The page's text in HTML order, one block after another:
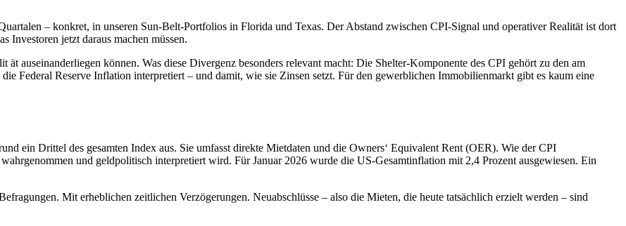
– konkret, in unseren Sun-Belt-Portfolios in Florida und Texas. Der Abstand zwischen CPI-Signal und operativer Realität ist dort
Investoren jetzt daraus machen müssen.
auseinanderliegen können. Was diese Divergenz besonders relevant macht: Die Shelter-Komponente des CPI gehört zu den am
Federal Reserve Inflation interpretiert – und damit, wie sie Zinsen setzt. Für den gewerblichen Immobilienmarkt gibt es kaum eine
ein Drittel des gesamten Index aus. Sie umfasst direkte Mietdaten und die Owners‘ Equivalent Rent (OER). Wie der CPI
und geldpolitisch interpretiert wird. Für Januar 2026 wurde die US-Gesamtinflation mit 2,4 Prozent ausgewiesen. Ein
Mit erheblichen zeitlichen Verzögerungen. Neuabschlüsse – also die Mieten, die heute tatsächlich erzielt werden – sind